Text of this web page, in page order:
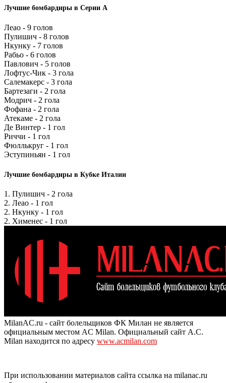
Лучшие бомбардиры в Серии А
Леао - 9 голов
Пулишич - 8 голов
Нкунку - 7 голов
Рабьо - 6 голов
Павлович - 5 голов
Лофтус-Чик - 3 гола
Салемакерс - 3 гола
Бартезаги - 2 гола
Модрич - 2 гола
Фофана - 2 гола
Атекаме - 2 гола
Де Винтер - 1 гол
Риччи - 1 гол
Фюллькруг - 1 гол
Эступиньян - 1 гол
Лучшие бомбардиры в Кубке Италии
1. Пулишич - 2 гола
2. Леао - 1 гол
2. Нкунку - 1 гол
2. Хименес - 1 гол
MilanAC.ru - сайт болельщиков ФК Милан не является
официальным местом AC Milan. Официальный сайт A.C.
Milan находится по адресу www.acmilan.com
При использовании материалов сайта ссылка на milanac.ru